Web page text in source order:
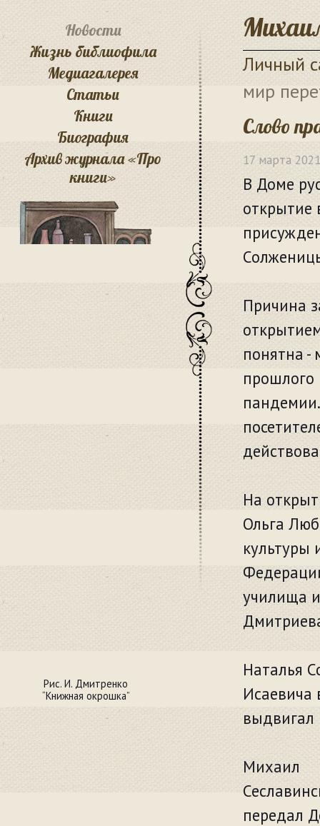
Личный
мир
Слово
17 марта 2021
В Доме
открытие
Причина
понятна -
прошлого
На
Ольга
культуры
училища
Наталья
Исаевича
Михаил
передал
Новости
Жизнь библиофила
Медиагалерея
Статьи
Книги
Биография
Архив журнала «Про
книги»
Рис. И. Дмитренко
“Книжная окрошка”